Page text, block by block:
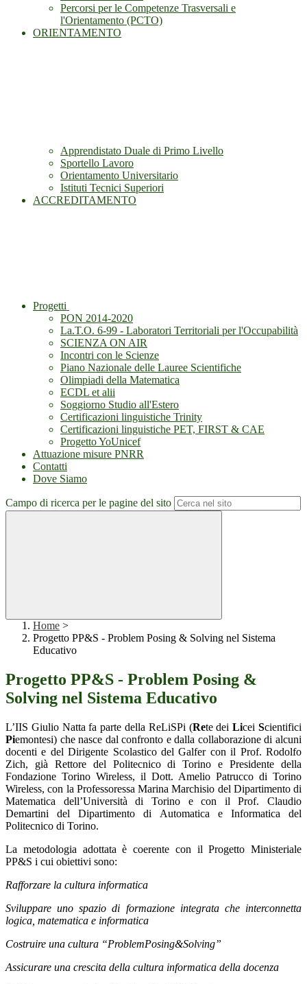
Percorsi per le Competenze Trasversali e
l'Orientamento (PCTO)
ORIENTAMENTO
Apprendistato Duale di Primo Livello
Sportello Lavoro
Orientamento Universitario
Istituti Tecnici Superiori
ACCREDITAMENTO
Progetti
PON 2014-2020
La.T.O. 6-99 - Laboratori Territoriali per l'Occupabilità
SCIENZA ON AIR
Incontri con le Scienze
Piano Nazionale delle Lauree Scientifiche
Olimpiadi della Matematica
ECDL et alii
Soggiorno Studio all'Estero
Certificazioni linguistiche Trinity
Certificazioni linguistiche PET, FIRST & CAE
Progetto YoUnicef
Attuazione misure PNRR
Contatti
Dove Siamo
Campo di ricerca per le pagine del sito
Home >
Progetto PP&S - Problem Posing & Solving nel Sistema
Educativo
Progetto PP&S - Problem Posing &
Solving nel Sistema Educativo
L’IIS Giulio Natta fa parte della ReLiSPi (Rete deiLiceiScientifici
Piemontesi) che nasce dal confronto e dalla collaborazione di alcuni
docenti e del Dirigente Scolastico del Galfer con il Prof. Rodolfo
Zich, già Rettore del Politecnico di Torino e Presidente della
Fondazione Torino Wireless, il Dott. Amelio Patrucco di Torino
Wireless, con la Professoressa Marina Marchisio del Dipartimento di
Matematica dell’Università di Torino e con il Prof. Claudio
Demartini del Dipartimento di Automatica e Informatica del
Politecnico di Torino.
La metodologia adottata è coerente con il Progetto Ministeriale
PP&S i cui obiettivi sono:
Rafforzare la cultura informatica
Sviluppare uno spazio di formazione integrata che interconnetta
logica, matematica e informatica
Costruire una cultura “ProblemPosing&Solving”
Assicurare una crescita della cultura informatica della docenza